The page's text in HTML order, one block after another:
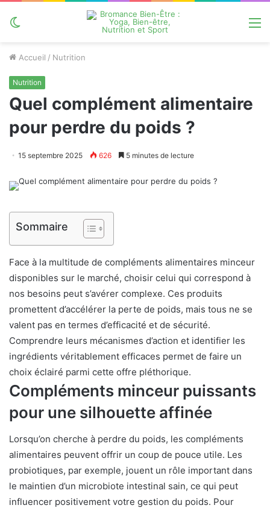
Accueil / Nutrition
Nutrition
Quel complément alimentaire
pour perdre du poids ?
15 septembre 2025 626 5 minutes de lecture
Sommaire
Face à la multitude de compléments alimentaires minceur
disponibles sur le marché, choisir celui qui correspond à
nos besoins peut s’avérer complexe. Ces produits
promettent d’accélérer la perte de poids, mais tous ne se
valent pas en termes d’efficacité et de sécurité.
Comprendre leurs mécanismes d’action et identifier les
ingrédients véritablement efficaces permet de faire un
choix éclairé parmi cette offre pléthorique.
Compléments minceur puissants
pour une silhouette affinée
Lorsqu’on cherche à perdre du poids, les compléments
alimentaires peuvent offrir un coup de pouce utile. Les
probiotiques, par exemple, jouent un rôle important dans
le maintien d’un microbiote intestinal sain, ce qui peut
influencer positivement votre gestion du poids. Pour